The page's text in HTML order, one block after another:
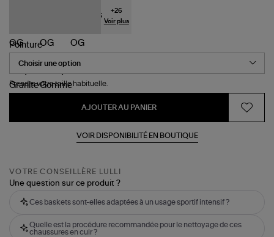
+26
Voir plus
Pointure
Prendre votre taille habituelle.
AJOUTER AU PANIER
VOIR DISPONIBILITÉ EN BOUTIQUE
VOTRE CONSEILLÈRE LULLI
Une question sur ce produit ?
Ces baskets sont-elles adaptées à un usage sportif intensif ?
Quelle est la procédure recommandée pour le nettoyage de ces
chaussures en cuir ?